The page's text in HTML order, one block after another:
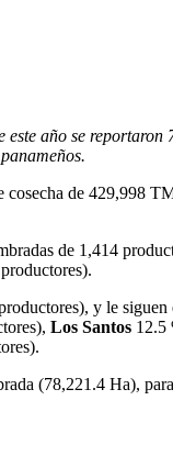
año se reportaron
de 429,998
de 1,414
y le siguen
Los Santos 12.5
(78,221.4 Ha),